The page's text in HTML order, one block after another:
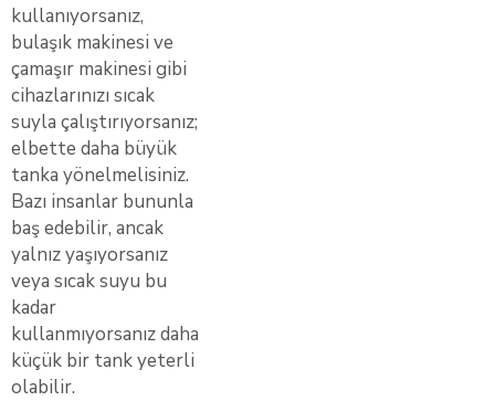
kullanıyorsanız,
bulaşık makinesi ve
çamaşır makinesi gibi
cihazlarınızı sıcak
suyla çalıştırıyorsanız;
elbette daha büyük
tanka yönelmelisiniz.
Bazı insanlar bununla
baş edebilir, ancak
yalnız yaşıyorsanız
veya sıcak suyu bu
kadar
kullanmıyorsanız daha
küçük bir tank yeterli
olabilir.